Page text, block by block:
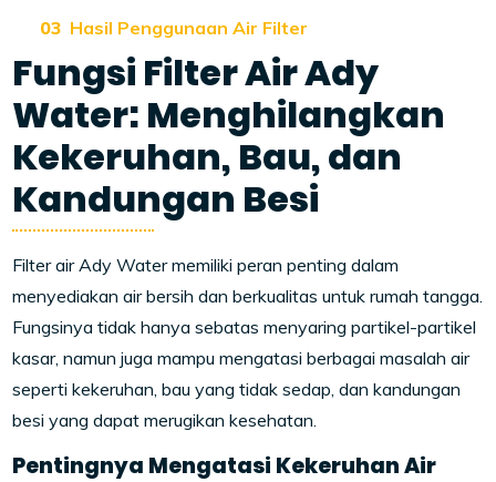
Hasil Penggunaan Air Filter
Fungsi Filter Air Ady
Water: Menghilangkan
Kekeruhan, Bau, dan
Kandungan Besi
Filter air Ady Water memiliki peran penting dalam
menyediakan air bersih dan berkualitas untuk rumah tangga.
Fungsinya tidak hanya sebatas menyaring partikel-partikel
kasar, namun juga mampu mengatasi berbagai masalah air
seperti kekeruhan, bau yang tidak sedap, dan kandungan
besi yang dapat merugikan kesehatan.
Pentingnya Mengatasi Kekeruhan Air